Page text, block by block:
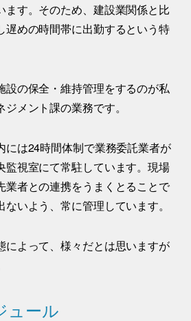
ます。そのため、建設業関係と比
遅めの時間帯に出勤するという特
設の保全・維持管理をするのが私
メント課の業務です。
には24時間体制で業務委託業者が
監視室にて常駐しています。現場
業者との連携をうまくとることで
いよう、常に管理しています。
によって、様々だとは思いますが
ュール